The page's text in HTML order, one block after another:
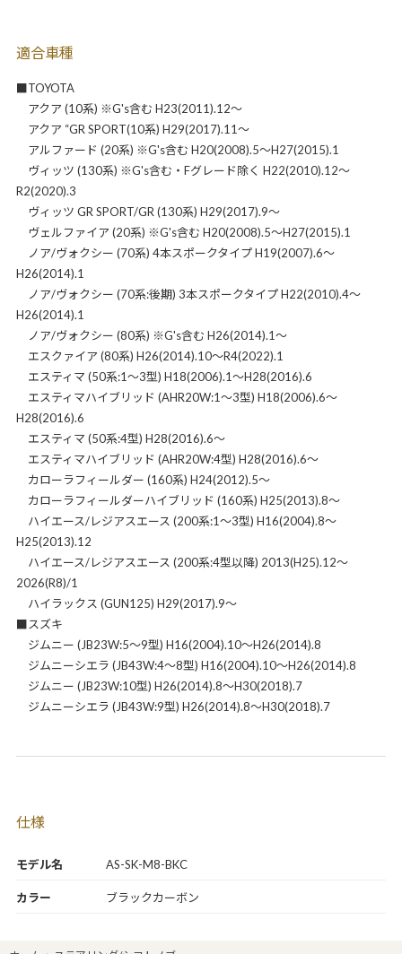
モデル名 AS-SK-M8-BKC
カラー ブラックカーボン
適合車種
■TOYOTA
アクア (10系) ※G's含む H23(2011).12～
アクア “GR SPORT(10系) H29(2017).11～
アルファード (20系) ※G's含む H20(2008).5～H27(2015).1
ヴィッツ (130系) ※G's含む・Fグレード除く H22(2010).12～
R2(2020).3
ヴィッツ GR SPORT/GR (130系) H29(2017).9～
ヴェルファイア (20系) ※G's含む H20(2008).5～H27(2015).1
ノア/ヴォクシー (70系) 4本スポークタイプ H19(2007).6～
H26(2014).1
ノア/ヴォクシー (70系:後期) 3本スポークタイプ H22(2010).4～
H26(2014).1
ノア/ヴォクシー (80系) ※G's含む H26(2014).1～
エスクァイア (80系) H26(2014).10～R4(2022).1
エスティマ (50系:1～3型) H18(2006).1～H28(2016).6
エスティマハイブリッド (AHR20W:1～3型) H18(2006).6～
H28(2016).6
エスティマ (50系:4型) H28(2016).6～
エスティマハイブリッド (AHR20W:4型) H28(2016).6～
カローラフィールダー (160系) H24(2012).5～
カローラフィールダーハイブリッド (160系) H25(2013).8～
ハイエース/レジアスエース (200系:1～3型) H16(2004).8～
H25(2013).12
ハイエース/レジアスエース (200系:4型以降) 2013(H25).12～
2026(R8)/1
ハイラックス (GUN125) H29(2017).9～
■スズキ
ジムニー (JB23W:5～9型) H16(2004).10～H26(2014).8
ジムニーシエラ (JB43W:4～8型) H16(2004).10～H26(2014).8
ジムニー (JB23W:10型) H26(2014).8～H30(2018).7
ジムニーシエラ (JB43W:9型) H26(2014).8～H30(2018).7
仕様